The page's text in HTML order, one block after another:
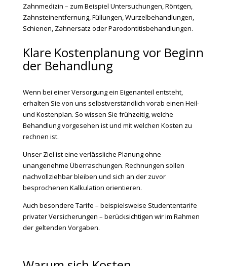
Zahnmedizin – zum Beispiel Untersuchungen, Röntgen,
Zahnsteinentfernung, Füllungen, Wurzelbehandlungen,
Schienen, Zahnersatz oder Parodontitisbehandlungen.
Klare Kostenplanung vor Beginn
der Behandlung
Wenn bei einer Versorgung ein Eigenanteil entsteht,
erhalten Sie von uns selbstverständlich vorab einen Heil-
und Kostenplan. So wissen Sie frühzeitig, welche
Behandlung vorgesehen ist und mit welchen Kosten zu
rechnen ist.
Unser Ziel ist eine verlässliche Planung ohne
unangenehme Überraschungen. Rechnungen sollen
nachvollziehbar bleiben und sich an der zuvor
besprochenen Kalkulation orientieren.
Auch besondere Tarife – beispielsweise Studententarife
privater Versicherungen – berücksichtigen wir im Rahmen
der geltenden Vorgaben.